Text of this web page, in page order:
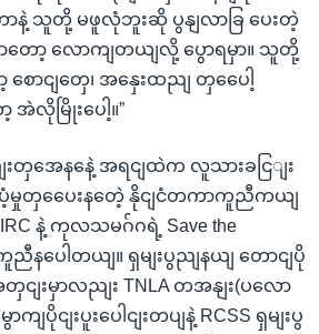
သူတို့ မဖူလုံဘူးဆို ပွနျလာခြ ပေးတဲ့
တော့ လောကျတယျလို့ ပွောရမှာ။ သူတို့
ာငျတှေ၊ အနှေးထညျ တှပေေါ့
အဲလိုမြိုးပေါ့။”
တှအေနနေဲ့ အရငျထဲက လူသားခငြျး
မှုတှပေေးနတေဲ့ နိုငျငံတကာကူညီကယျ
နဲ့ ကုလသမဂ်ဂရဲ့ Save the
နပေါတယျ။ ရှမျးပွညျနယျ တောငျပို
တှငျးမှာလညျး TNLA တအနျး(ပလော
ာကျပိုငျးပူးပေါငျးတပျနဲ့ RCSS ရှမျးပွ